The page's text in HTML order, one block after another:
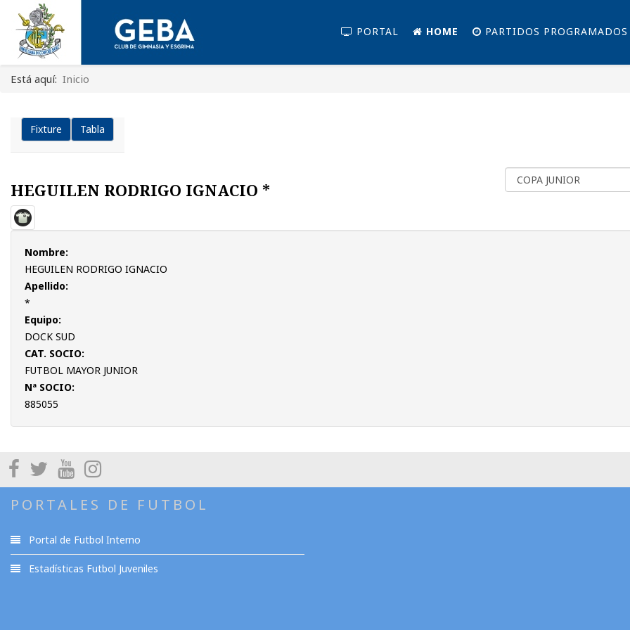
PORTAL HOME PARTIDOS PROGRAMADOS
Está aquí: Inicio
Fixture Tabla
HEGUILEN RODRIGO IGNACIO *
Nombre:
HEGUILEN RODRIGO IGNACIO
Apellido:
*
Equipo:
DOCK SUD
CAT. SOCIO:
FUTBOL MAYOR JUNIOR
Nª SOCIO:
885055
PORTALES DE FUTBOL
Portal de Futbol Interno
Estadísticas Futbol Juveniles